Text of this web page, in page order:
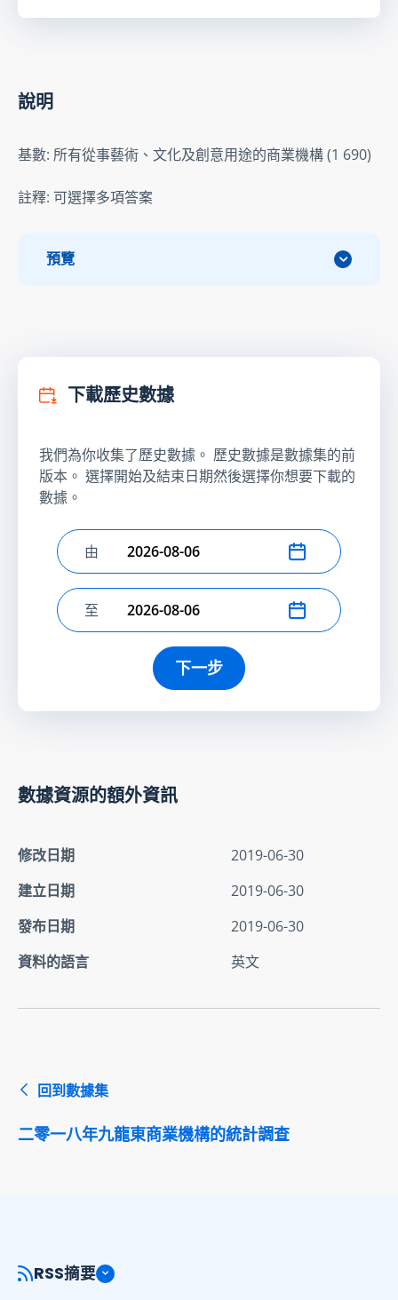
說明
基數: 所有從事藝術、文化及創意用途的商業機構 (1 690)
註釋: 可選擇多項答案
預覽
下載歷史數據
我們為你收集了歷史數據。 歷史數據是數據集的前
版本。 選擇開始及結束日期然後選擇你想要下載的
數據。
選擇開始日期
由
選擇結束日期
至
下一步
數據資源的額外資訊
修改日期
2019-06-30
建立日期
2019-06-30
發布日期
2019-06-30
資料的語言
英文
回到數據集
二零一八年九龍東商業機構的統計調查
RSS摘要